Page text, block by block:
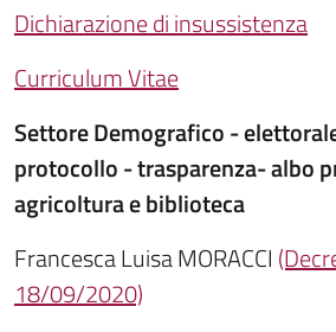
Dichiarazione di insussistenza
Curriculum Vitae
Settore Demografico -
protocollo - trasparenza- albo
agricoltura e biblioteca
Francesca Luisa MORACCI
18/09/2020)